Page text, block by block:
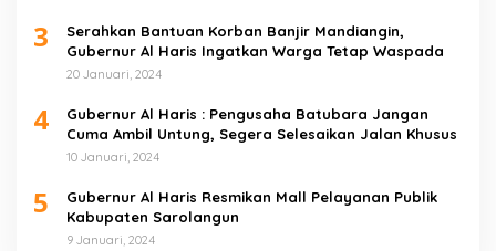
3
Serahkan Bantuan Korban Banjir Mandiangin,
Gubernur Al Haris Ingatkan Warga Tetap Waspada
20 Januari, 2024
4
Gubernur Al Haris : Pengusaha Batubara Jangan
Cuma Ambil Untung, Segera Selesaikan Jalan Khusus
10 Januari, 2024
5
Gubernur Al Haris Resmikan Mall Pelayanan Publik
Kabupaten Sarolangun
9 Januari, 2024